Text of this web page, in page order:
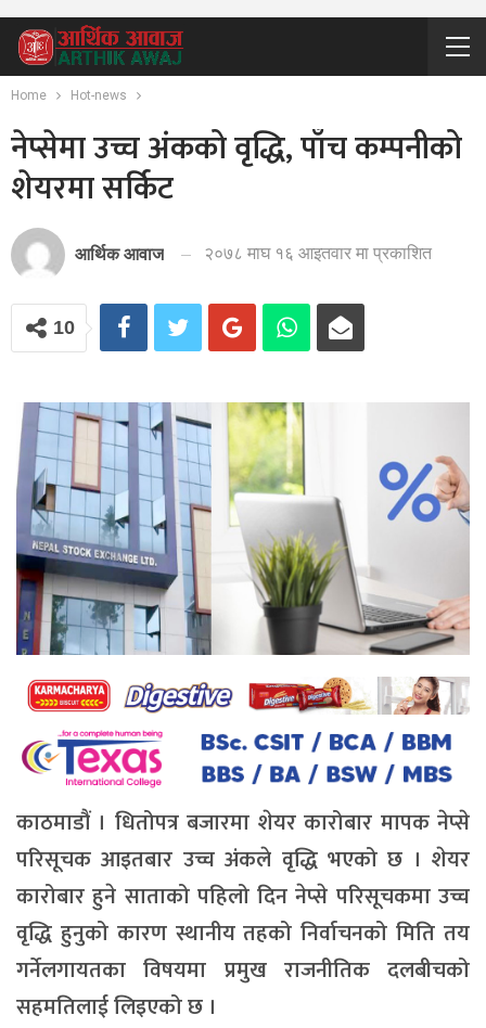
Home Hot-news
नेप्सेमा उच्च अंकको वृद्धि, पाँच कम्पनीको
शेयरमा सर्किट
आर्थिक आवाज २०७८ माघ १६ आइतवार मा प्रकाशित
10
काठमाडौं । धितोपत्र बजारमा शेयर कारोबार मापक नेप्से
परिसूचक आइतबार उच्च अंकले वृद्धि भएको छ । शेयर
कारोबार हुने साताको पहिलो दिन नेप्से परिसूचकमा उच्च
वृद्धि हुनुको कारण स्थानीय तहको निर्वाचनको मिति तय
गर्नेलगायतका विषयमा प्रमुख राजनीतिक दलबीचको
सहमतिलाई लिइएको छ ।